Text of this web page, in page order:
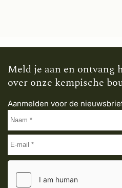
Meld je aan en ontvang
over onze kempische
Aanmelden voor de